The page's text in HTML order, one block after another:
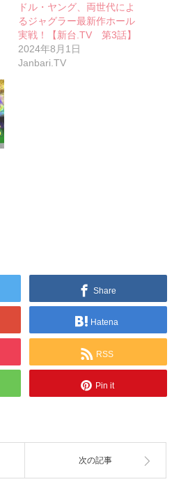
ドル・ヤング、両世代によ
るジャグラー最新作ホール
実戦！【新台.TV 第3話】
2024年8月1日
Janbari.TV
Share
Hatena
RSS
Pin it
次の記事